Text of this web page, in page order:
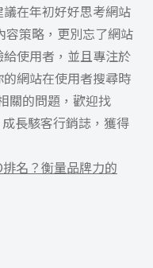
在年初好好思考網站
容策略，更別忘了網站
使用者，並且專注於
網站在使用者搜尋時
關的問題，歡迎找
長駭客行銷誌，獲得
名？衡量品牌力的